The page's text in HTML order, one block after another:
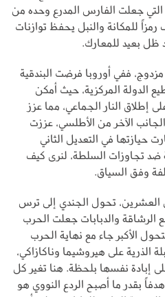
التي جعلت الفارس المدرع وحده من
للمكانة والنبل يحفظ توازنات
ظل بعيد للمعارك.
ففي أوروبا فرضت البندقية
الدولة المركزية، حيث أمكن
النار الجماعي، مما عزز
الآخر من الأطلسي، عززت
حيازتها في التعديل الثاني
ضد تجاوزات السلطة، لنرى كيف
وفق السياق.
العشرين، تحول الجندي إلى ترس
الرشاقة والدبابات جعلت الحرب
الأكبر جاء مع نهاية الحرب
الذرية على هيروشيما وناكازاكي،
إبادة نفسها بلحظة. هنا تغير كل
بقدر ما أصبح الردع النووي هو